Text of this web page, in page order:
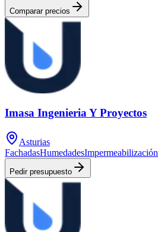
Comparar precios
Imasa Ingenieria Y Proyectos
Asturias
FachadasHumedadesImpermeabilización
Pedir presupuesto